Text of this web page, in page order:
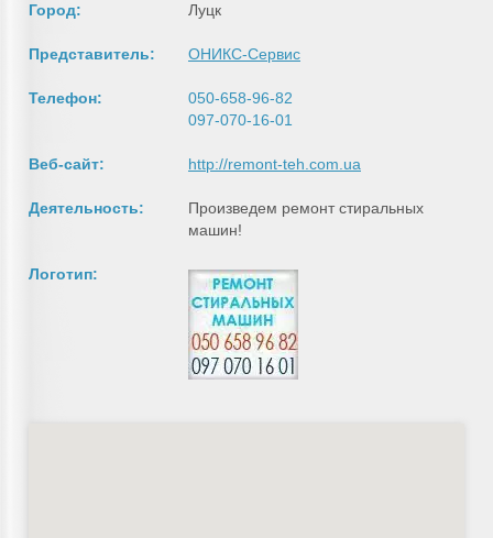
Город: Луцк
Представитель: ОНИКС-Сервис
Телефон:
050-658-96-82
097-070-16-01
Веб-сайт: http://remont-teh.com.ua
Деятельность:
Произведем ремонт стиральных
машин!
Логотип: